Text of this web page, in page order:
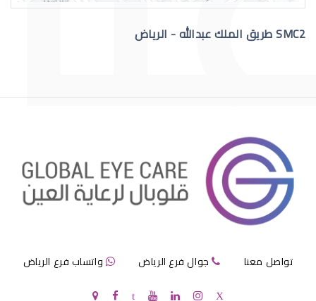
تقنية النظارات تخصص
SMC2 طريق الملك عبدالله - الرياض
تواصل معنا جوال فرع الرياض واتساب فرع الرياض